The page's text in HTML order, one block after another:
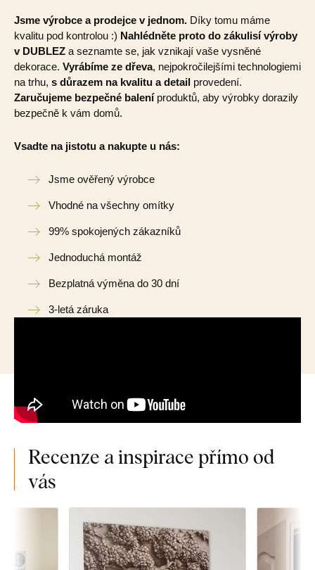
Jsme výrobce a prodejce v jednom. Díky tomu máme
kvalitu pod kontrolou :) Nahlédněte proto do zákulisí výroby
v DUBLEZ a seznamte se, jak vznikají vaše vysněné
dekorace. Vyrábíme ze dřeva, nejpokročilejšími technologiemi
na trhu, s důrazem na kvalitu a detail provedení.
Zaručujeme bezpečné baleníproduktů, aby výrobky dorazily
bezpečně k vám domů.
Vsadte na jistotu a nakupte u nás:
Jsme ověřený výrobce
Vhodné na všechny omítky
99% spokojených zákazníků
Jednoduchá montáž
Bezplatná výměna do 30 dní
3-letá záruka
Recenze a inspirace přímo od
vás